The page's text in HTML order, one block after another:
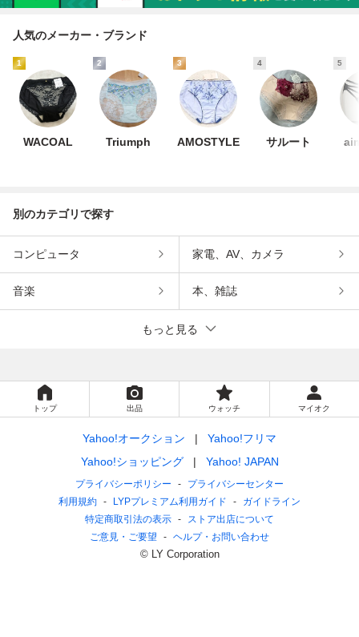
人気のメーカー・ブランド
1
WACOAL
2
Triumph
3
AMOSTYLE
4
サルート
5
別のカテゴリで探す
コンピュータ 家電、AV、カメラ
音楽 本、雑誌
もっと見る
トップ 出品 ウォッチ マイオク
Yahoo!オークション
Yahoo!フリマ
Yahoo!ショッピング
Yahoo! JAPAN
プライバシーポリシー
プライバシーセンター
利用規約
LYPプレミアム利用ガイド
ガイドライン
特定商取引法の表示
ストア出店について
ご意見・ご要望
ヘルプ・お問い合わせ
© LY Corporation